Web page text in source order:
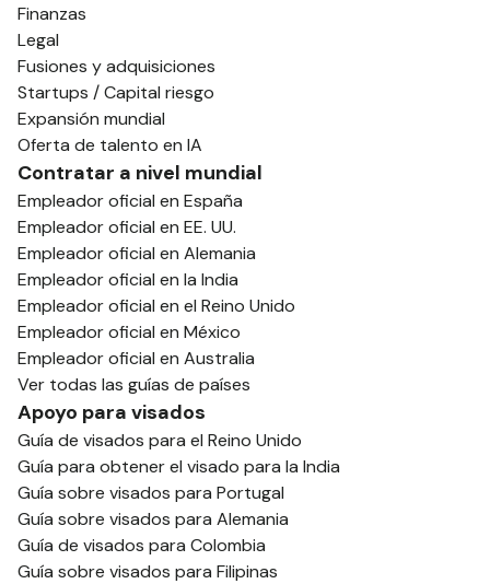
Finanzas
Legal
Fusiones y adquisiciones
Startups / Capital riesgo
Expansión mundial
Oferta de talento en IA
Contratar a nivel mundial
Empleador oficial en España
Empleador oficial en EE. UU.
Empleador oficial en Alemania
Empleador oficial en la India
Empleador oficial en el Reino Unido
Empleador oficial en México
Empleador oficial en Australia
Ver todas las guías de países
Apoyo para visados
Guía de visados para el Reino Unido
Guía para obtener el visado para la India
Guía sobre visados para Portugal
Guía sobre visados para Alemania
Guía de visados para Colombia
Guía sobre visados para Filipinas